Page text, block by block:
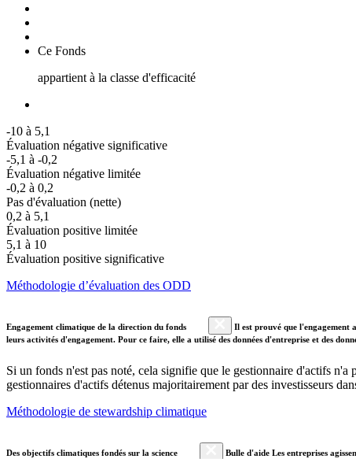
Ce Fonds
appartient à la classe d'efficacité
-10 à 5,1
Évaluation négative significative
-5,1 à -0,2
Évaluation négative limitée
-0,2 à 0,2
Pas d'évaluation (nette)
0,2 à 5,1
Évaluation positive limitée
5,1 à 10
Évaluation positive significative
Méthodologie d’évaluation des ODD
Engagement climatique de la direction du fonds
Il est prouvé que l'engagement
leurs activités d'engagement. Pour ce faire, elle a utilisé des données d'entreprise et des
Si un fonds n'est pas noté, cela signifie que le gestionnaire d'actifs
gestionnaires d'actifs détenus majoritairement par des investisseurs
Méthodologie de stewardship climatique
Des objectifs climatiques fondés sur la science
Bulle d'aide Les entreprises